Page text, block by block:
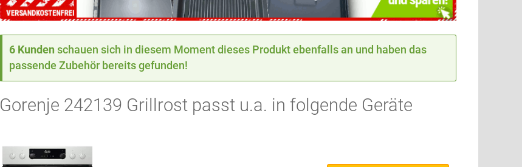
6 Kunden schauen sich in diesem Moment dieses Produkt ebenfalls an und haben das
passende Zubehör bereits gefunden!
Gorenje 242139 Grillrost passt u.a. in folgende Geräte